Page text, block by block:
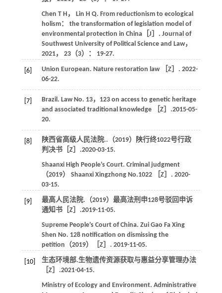
Chen T H ， Lin H Q. From reductionism to ecological
holism： the transformation of legislation model of
environmental protection in China［J］. Journal of
Southwest University of Political Science and Law，
2021， 23（3）： 19-27.
[6] Union European. Nature restoration law ［Z］. 2022-
06-22.
[7]
Brazil. Law No. 13，123 on access to genetic heritage
and associated traditional knowledge ［Z］.2015-05-
20.
[8]
陕西省高级人民法院..（2019）陕行终1022号行政
判决书［Z］.2020-03-15.
Shaanxi High People’s Court. Criminal judgment
（2019） Shaanxi Xingzhong No.1022 ［Z］. 2020-
03-15.
[9]
最高人民法院.（2019）最高法刑申128号驳回申诉
通知书［Z］.2019-11-05.
Supreme People’s Court of China. Zui Gao Fa Xing
Shen No. 128 notification on dismissing the
petition（2019）［Z］. 2019-11-05.​​
[10]
生态环境部.生物遗传资源获取与惠益分享管理办法
［Z］.2021-04-15.
Ministry of Ecology and Environment. Administrative